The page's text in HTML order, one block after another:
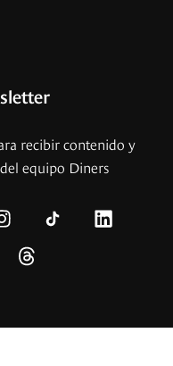
recibir contenido y
equipo Diners